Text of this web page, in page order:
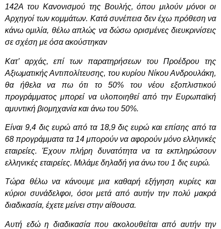
142Α του Κανονισμού της Βουλής, όπου μιλούν μόνοι οι
Αρχηγοί των κομμάτων. Κατά συνέπεια δεν έχω πρόθεση να
κάνω ομιλία, θέλω απλώς να δώσω ορισμένες διευκρινίσεις
σε σχέση με όσα ακούστηκαν
Κατ’ αρχάς, επί των παρατηρήσεων του Προέδρου της
Αξιωματικής Αντιπολίτευσης, του κυρίου Νίκου Ανδρουλάκη,
θα ήθελα να πω ότι το 50% του νέου εξοπλιστικού
προγράμματος μπορεί να υλοποιηθεί από την Ευρωπαϊκή
αμυντική βιομηχανία και άνω του 50%.
Είναι 9,4 δις ευρώ από τα 18,9 δις ευρώ και επίσης από τα
68 προγράμματα τα 14 μπορούν να αφορούν μόνο ελληνικές
εταιρείες. Έχουν πλήρη δυνατότητα να τα εκπληρώσουν
ελληνικές εταιρείες. Μιλάμε δηλαδή για άνω του 1 δις ευρώ.
Τώρα θέλω να κάνουμε μια καθαρή εξήγηση κυρίες και
κύριοι συνάδελφοι, όσοι μετά από αυτήν την πολύ μακρά
διαδικασία, έχετε μείνει στην αίθουσα.
Αυτή εδώ η διαδικασία που ακολουθείται από αυτήν την